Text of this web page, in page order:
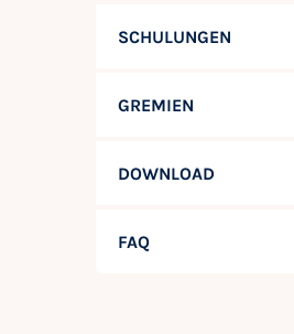
SCHULUNGEN
GREMIEN
DOWNLOAD
FAQ